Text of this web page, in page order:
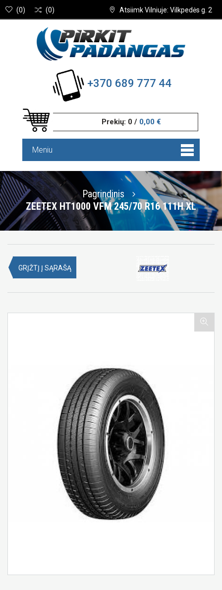
Atsiimk Vilniuje: Vilkpedės g. 2
(0) (0)
+370 689 777 44
Prekių: 0 / 0,00 €
Meniu
Pagrindinis
ZEETEX HT1000 VFM 245/70 R16 111H XL
GRĮŽTĮ Į SĄRAŠĄ